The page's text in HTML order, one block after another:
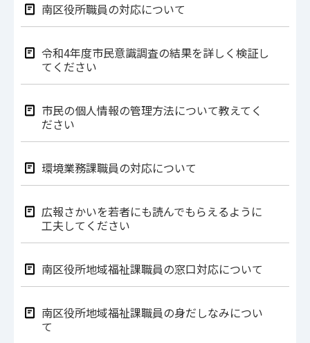
南区役所職員の対応について
令和4年度市民意識調査の結果を詳しく検証し
てください
市民の個人情報の管理方法について教えてく
ださい
環境業務課職員の対応について
広報さかいを若者にも読んでもらえるように
工夫してください
南区役所地域福祉課職員の窓口対応について
南区役所地域福祉課職員の身だしなみについ
て